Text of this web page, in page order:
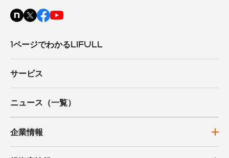
1ページでわかるLIFULL
サービス
ニュース（一覧）
企業情報